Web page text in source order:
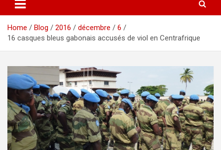
Home Blog 2016 décembre
6
16 casques bleus gabonais accusés de viol en Centrafrique